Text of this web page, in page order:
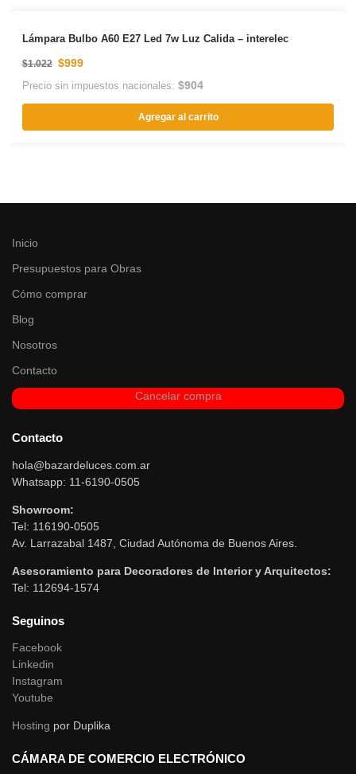
Lámpara Bulbo A60 E27 Led 7w Luz Calida – interelec
$1.022 $999
Precio sin impuestos nacionales: $904
Agregar al carrito
Inicio
Presupuestos para Obras
Cómo comprar
Blog
Nosotros
Contacto
Cancelar compra
Contacto
hola@bazardeluces.com.ar
Whatsapp: 11-6190-0505
Showroom:
Tel: 116190-0505
Av. Larrazabal 1487, Ciudad Autónoma de Buenos Aires.
Asesoramiento para Decoradores de Interior y Arquitectos:
Tel: 112694-1574
Seguinos
Facebook
Linkedin
Instagram
Youtube
Hosting por Duplika
CÁMARA DE COMERCIO ELECTRÓNICO